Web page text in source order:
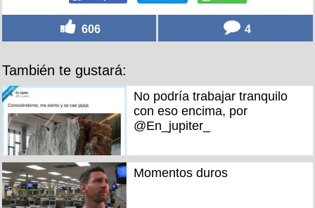
606 4
También te gustará:
No podría trabajar tranquilo
con eso encima, por
@En_jupiter_
Momentos duros